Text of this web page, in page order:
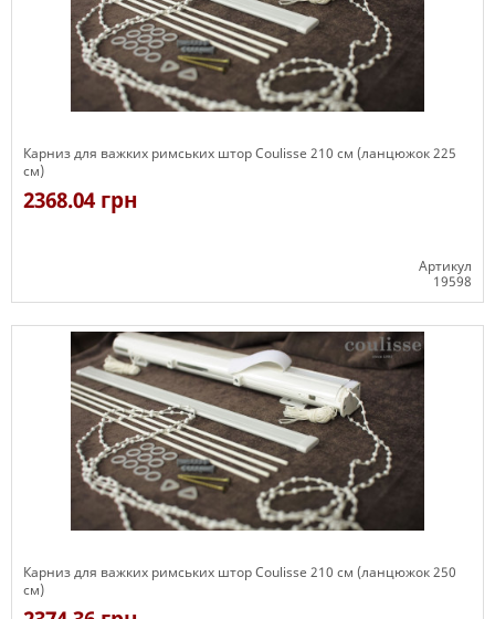
Карниз для важких римських штор Coulisse 210 см (ланцюжок 225
см)
2368.04 грн
Артикул
19598
Карниз для важких римських штор Coulisse 210 см (ланцюжок 250
см)